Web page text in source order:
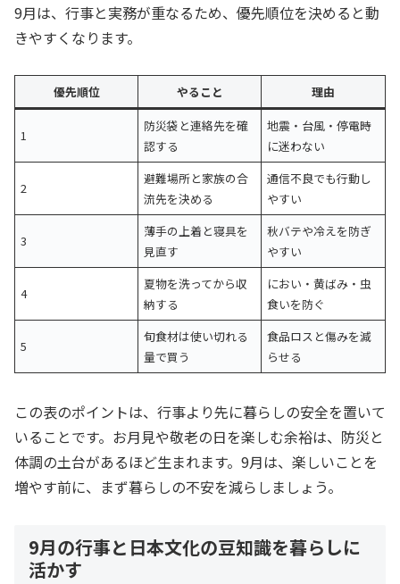
9月は、行事と実務が重なるため、優先順位を決めると動
きやすくなります。
優先順位 やること 理由
1
防災袋と連絡先を確
認する
地震・台風・停電時
に迷わない
2
避難場所と家族の合
流先を決める
通信不良でも行動し
やすい
3
薄手の上着と寝具を
見直す
秋バテや冷えを防ぎ
やすい
4
夏物を洗ってから収
納する
におい・黄ばみ・虫
食いを防ぐ
5
旬食材は使い切れる
量で買う
食品ロスと傷みを減
らせる
この表のポイントは、行事より先に暮らしの安全を置いて
いることです。お月見や敬老の日を楽しむ余裕は、防災と
体調の土台があるほど生まれます。9月は、楽しいことを
増やす前に、まず暮らしの不安を減らしましょう。
9月の行事と日本文化の豆知識を暮らしに
活かす